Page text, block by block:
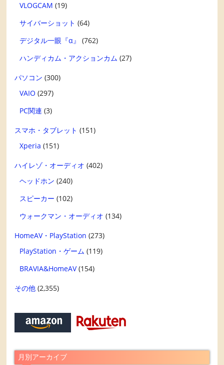
VLOGCAM (19)
サイバーショット (64)
デジタル一眼『α』
(762)
ハンディカム・アクションカム (27)
パソコン (300)
VAIO (297)
PC関連 (3)
スマホ・タブレット (151)
Xperia (151)
ハイレゾ・オーディオ (402)
ヘッドホン (240)
スピーカー (102)
ウォークマン・オーディオ (134)
HomeAV・PlayStation (273)
PlayStation・ゲーム (119)
BRAVIA&HomeAV(154)
その他 (2,355)
月別アーカイブ